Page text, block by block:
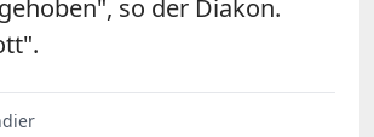
so der Diakon.